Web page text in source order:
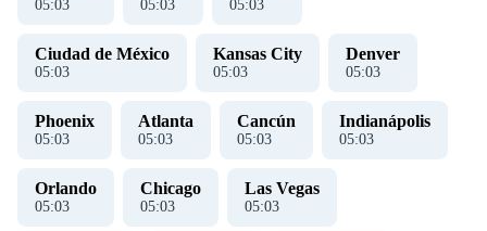
05:04 05:04 05:04
Ciudad de México
05:04
Kansas City
05:04
Denver
05:04
Phoenix
05:04
Atlanta
05:04
Cancún
05:04
Indianápolis
05:04
Orlando
05:04
Chicago
05:04
Las Vegas
05:04